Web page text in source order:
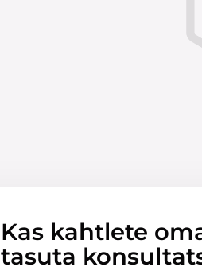
Kas kahtlete
tasuta